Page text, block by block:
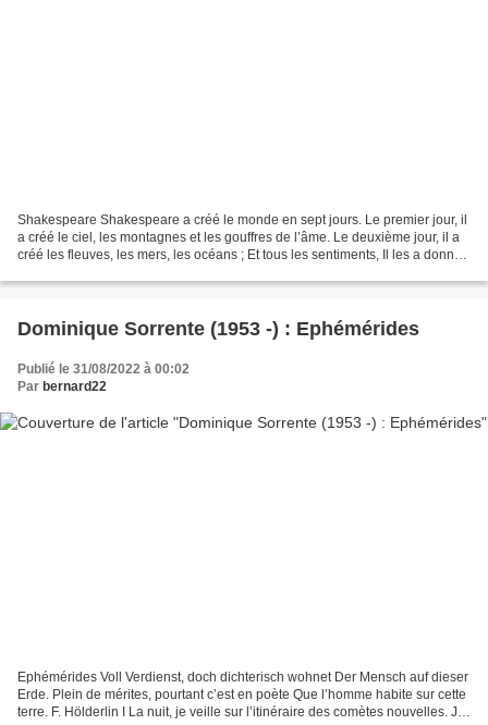
Shakespeare Shakespeare a créé le monde en sept jours. Le premier jour, il
a créé le ciel, les montagnes et les gouffres de l’âme. Le deuxième jour, il a
créé les fleuves, les mers, les océans ; Et tous les sentiments, Il les a donnés
Dominique Sorrente (1953 -) : Ephémérides
Publié le 31/08/2022 à 00:02
Par bernard22
Ephémérides Voll Verdienst, doch dichterisch wohnet Der Mensch auf dieser
Erde. Plein de mérites, pourtant c’est en poète Que l’homme habite sur cette
terre. F. Hölderlin I La nuit, je veille sur l’itinéraire des comètes nouvelles. Je